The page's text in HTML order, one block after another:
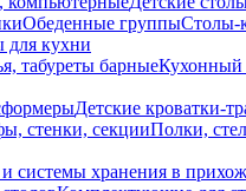
Обеденные группыСтолы-
кухни
табуреты барныеКухонный
Детские кроватки-
стенки, секцииПолки,
системы хранения в